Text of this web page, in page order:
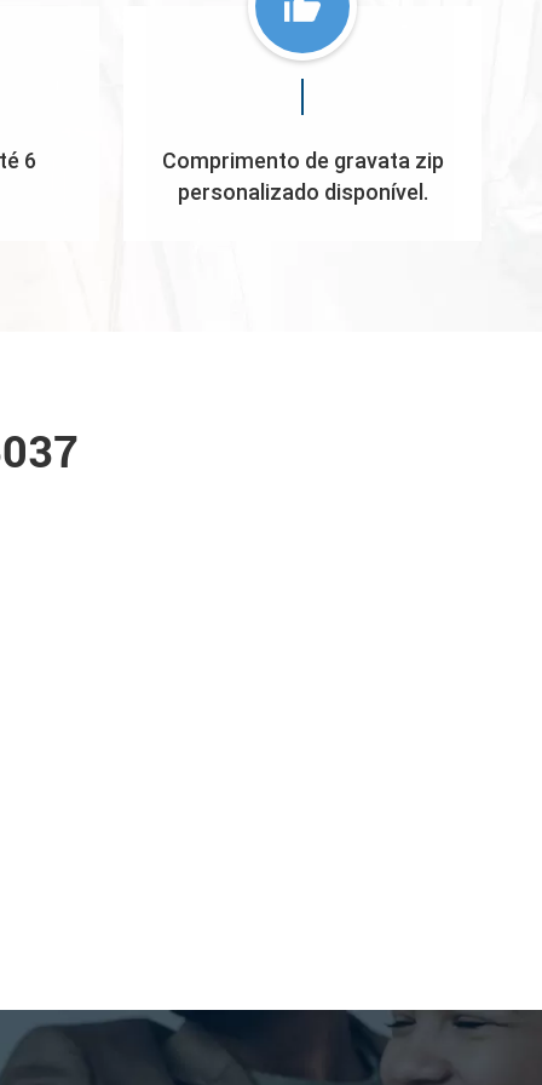
6
Comprimento de gravata zip
personalizado disponível.